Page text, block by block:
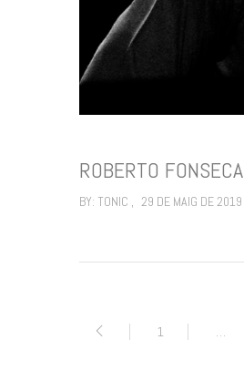
ROBERTO FONSECA
BY: TONIC 29 DE MAIG DE 2019
1 …